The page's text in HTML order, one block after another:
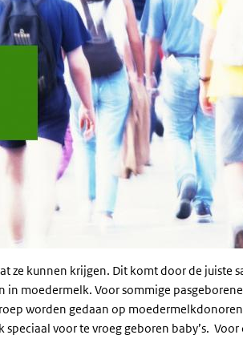
ze kunnen krijgen. Dit komt door de juiste
moedermelk. Voor sommige
worden gedaan op
voor te vroeg geboren baby’s.